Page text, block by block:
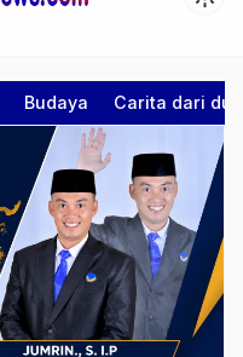
Budaya Carita dari